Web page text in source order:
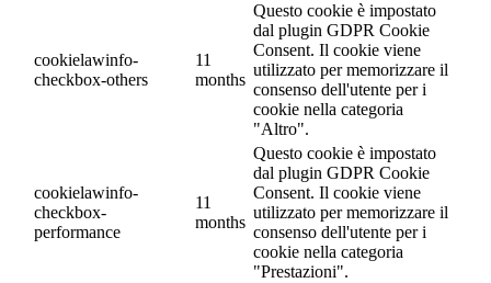
cookielawinfo-
checkbox-others
11
months
Questo cookie è impostato
dal plugin GDPR Cookie
Consent. Il cookie viene
utilizzato per memorizzare il
consenso dell'utente per i
cookie nella categoria
"Altro".
cookielawinfo-
checkbox-
performance
11
months
Questo cookie è impostato
dal plugin GDPR Cookie
Consent. Il cookie viene
utilizzato per memorizzare il
consenso dell'utente per i
cookie nella categoria
"Prestazioni".